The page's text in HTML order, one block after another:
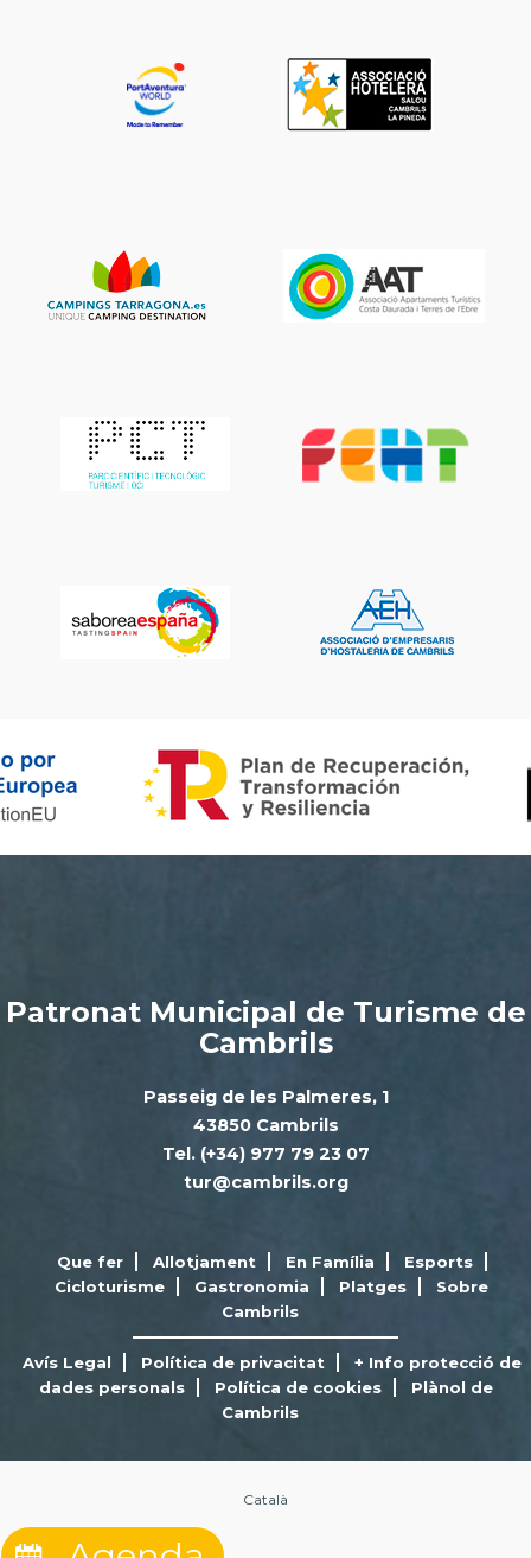
Patronat Municipal de Turisme de
Cambrils
Passeig de les Palmeres, 1
43850 Cambrils
Tel. (+34) 977 79 23 07
tur@cambrils.org
Que fer Allotjament En Família
Esports
Cicloturisme
Gastronomia Platges
Sobre
Cambrils
Avís Legal Política de privacitat
+ Info protecció de
dades personals
Política de cookies
Plànol de
Cambrils
Català